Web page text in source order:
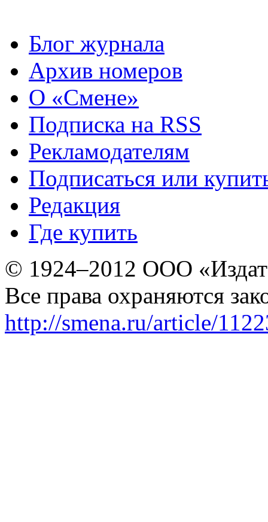
Блог журнала
Архив номеров
О «Смене»
Подписка на RSS
Рекламодателям
Подписаться или
Редакция
Где купить
© 1924–2012 ООО
Все права охраняются
http://smena.ru/article/